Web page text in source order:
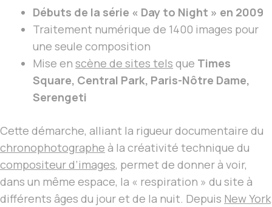
Débuts de la série « Day to Night » en 2009
Traitement numérique de 1400 images pour
une seule composition
Mise en scène de sites tels que Times
Square, Central Park, Paris-Nôtre Dame,
Serengeti
Cette démarche, alliant la rigueur documentaire du
chronophotographe à la créativité technique du
compositeur d’images, permet de donner à voir,
dans un même espace, la « respiration » du site à
différents âges du jour et de la nuit. Depuis New York